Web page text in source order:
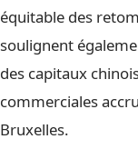
équitable des
soulignent
des capitaux
commerciales
Bruxelles.